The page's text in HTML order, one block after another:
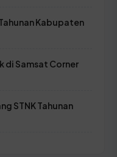
Kabupaten
di Samsat Corner
STNK Tahunan